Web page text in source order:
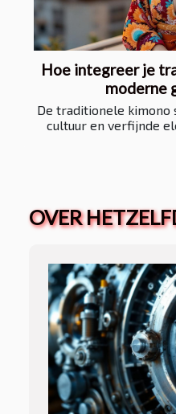
Hoe integreer je
moderne
De traditionele kimono
cultuur en verfijnde
OVER